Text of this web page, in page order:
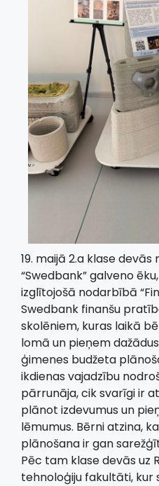
19. maijā 2.a klase
“Swedbank” galveno
izglītojošā nodarbībā
Swedbank finanšu
skolēniem, kuras laikā
lomā un pieņem
ģimenes budžeta
ikdienas vajadzību
pārrunāja, cik svarīgi ir
plānot izdevumus un
lēmumus. Bērni atzina,
plānošana ir gan
Pēc tam klase devās uz
tehnoloģiju fakultāti, kur